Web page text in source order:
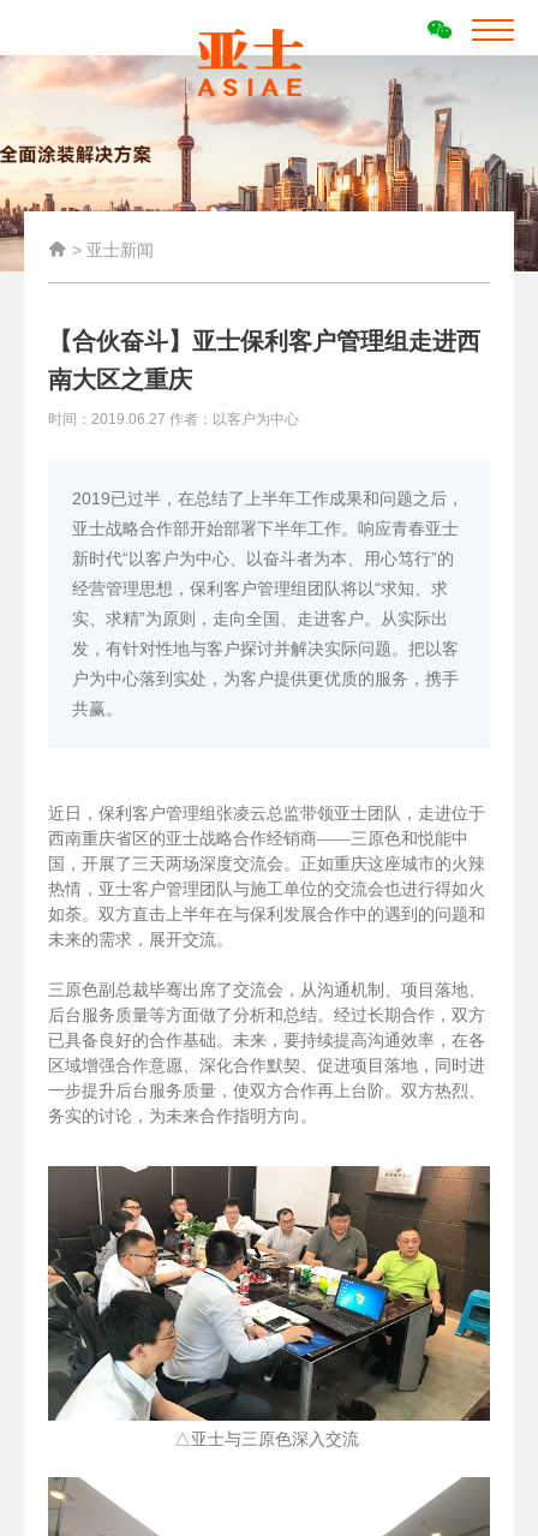
 > 亚士新闻
【合伙奋斗】亚士保利客户管理组走进西
南大区之重庆
时间：2019.06.27 作者：以客户为中心
2019已过半，在总结了上半年工作成果和问题之后，
亚士战略合作部开始部署下半年工作。响应青春亚士
新时代“以客户为中心、以奋斗者为本、用心笃行”的
经营管理思想，保利客户管理组团队将以“求知、求
实、求精”为原则，走向全国、走进客户。从实际出
发，有针对性地与客户探讨并解决实际问题。把以客
户为中心落到实处，为客户提供更优质的服务，携手
共赢。
近日，保利客户管理组张凌云总监带领亚士团队，走进位于
西南重庆省区的亚士战略合作经销商——三原色和悦能中
国，开展了三天两场深度交流会。正如重庆这座城市的火辣
热情，亚士客户管理团队与施工单位的交流会也进行得如火
如荼。双方直击上半年在与保利发展合作中的遇到的问题和
未来的需求，展开交流。
三原色副总裁毕骞出席了交流会，从沟通机制、项目落地、
后台服务质量等方面做了分析和总结。经过长期合作，双方
已具备良好的合作基础。未来，要持续提高沟通效率，在各
区域增强合作意愿、深化合作默契、促进项目落地，同时进
一步提升后台服务质量，使双方合作再上台阶。双方热烈、
务实的讨论，为未来合作指明方向。
△亚士与三原色深入交流